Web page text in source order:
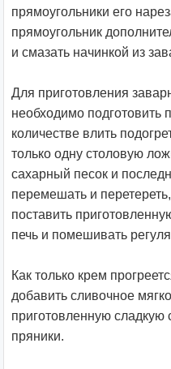
прямоугольники его
прямоугольник
и смазать начинкой из
Для приготовления
необходимо подготовить
количестве влить
только одну столовую
сахарный песок и
перемешать и
поставить
печь и помешивать
Как только крем
добавить сливочное
приготовленную сладкую
пряники.